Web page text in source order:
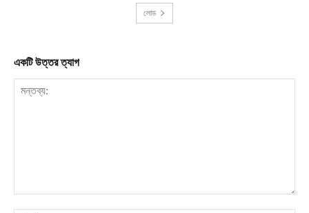
লোড
একটি উত্তর ত্যাগ